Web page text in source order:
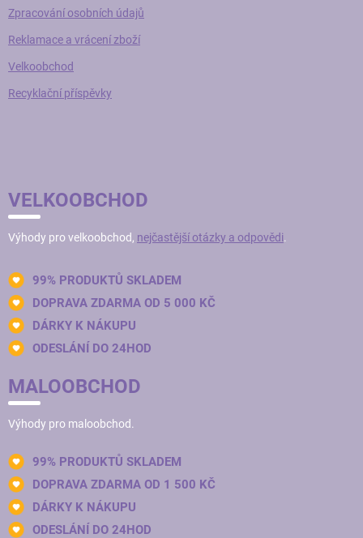
Zpracování osobních údajů
Reklamace a vrácení zboží
Velkoobchod
Recyklační příspěvky
VELKOOBCHOD
Výhody pro velkoobchod, nejčastější otázky a odpovědi.
99% PRODUKTŮ SKLADEM
DOPRAVA ZDARMA OD 5 000 KČ
DÁRKY K NÁKUPU
ODESLÁNÍ DO 24HOD
MALOOBCHOD
Výhody pro maloobchod.
99% PRODUKTŮ SKLADEM
DOPRAVA ZDARMA OD 1 500 KČ
DÁRKY K NÁKUPU
ODESLÁNÍ DO 24HOD